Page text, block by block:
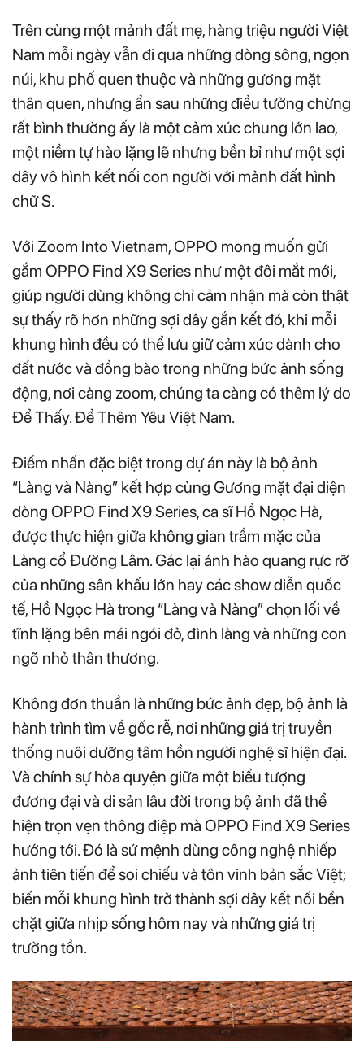
Trên cùng một mảnh đất mẹ, hàng triệu người Việt
Nam mỗi ngày vẫn đi qua những dòng sông, ngọn
núi, khu phố quen thuộc và những gương mặt
thân quen, nhưng ẩn sau những điều tưởng chừng
rất bình thường ấy là một cảm xúc chung lớn lao,
một niềm tự hào lặng lẽ nhưng bền bỉ như một sợi
dây vô hình kết nối con người với mảnh đất hình
chữ S.
Với Zoom Into Vietnam, OPPO mong muốn gửi
gắm OPPO Find X9 Series như một đôi mắt mới,
giúp người dùng không chỉ cảm nhận mà còn thật
sự thấy rõ hơn những sợi dây gắn kết đó, khi mỗi
khung hình đều có thể lưu giữ cảm xúc dành cho
đất nước và đồng bào trong những bức ảnh sống
động, nơi càng zoom, chúng ta càng có thêm lý do
Để Thấy. Để Thêm Yêu Việt Nam.
Điểm nhấn đặc biệt trong dự án này là bộ ảnh
“Làng và Nàng” kết hợp cùng Gương mặt đại diện
dòng OPPO Find X9 Series, ca sĩ Hồ Ngọc Hà,
được thực hiện giữa không gian trầm mặc của
Làng cổ Đường Lâm. Gác lại ánh hào quang rực rỡ
của những sân khấu lớn hay các show diễn quốc
tế, Hồ Ngọc Hà trong “Làng và Nàng” chọn lối về
tĩnh lặng bên mái ngói đỏ, đình làng và những con
ngõ nhỏ thân thương.
Không đơn thuần là những bức ảnh đẹp, bộ ảnh là
hành trình tìm về gốc rễ, nơi những giá trị truyền
thống nuôi dưỡng tâm hồn người nghệ sĩ hiện đại.
Và chính sự hòa quyện giữa một biểu tượng
đương đại và di sản lâu đời trong bộ ảnh đã thể
hiện trọn vẹn thông điệp mà OPPO Find X9 Series
hướng tới. Đó là sứ mệnh dùng công nghệ nhiếp
ảnh tiên tiến để soi chiếu và tôn vinh bản sắc Việt;
biến mỗi khung hình trở thành sợi dây kết nối bền
chặt giữa nhịp sống hôm nay và những giá trị
trường tồn.